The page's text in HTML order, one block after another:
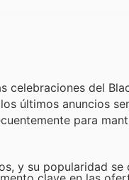
celebraciones del
últimos anuncios
para
y su popularidad se